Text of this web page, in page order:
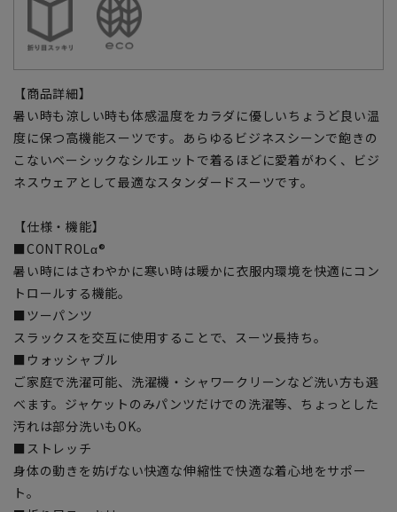
【商品詳細】
暑い時も涼しい時も体感温度をカラダに優しいちょうど良い温
度に保つ高機能スーツです。あらゆるビジネスシーンで飽きの
こないベーシックなシルエットで着るほどに愛着がわく、ビジ
ネスウェアとして最適なスタンダードスーツです。
【仕様・機能】
■CONTROLα®
暑い時にはさわやかに寒い時は暖かに衣服内環境を快適にコン
トロールする機能。
■ツーパンツ
スラックスを交互に使用することで、スーツ長持ち。
■ウォッシャブル
ご家庭で洗濯可能、洗濯機・シャワークリーンなど洗い方も選
べます。ジャケットのみパンツだけでの洗濯等、ちょっとした
汚れは部分洗いもOK。
■ストレッチ
身体の動きを妨げない快適な伸縮性で快適な着心地をサポー
ト。